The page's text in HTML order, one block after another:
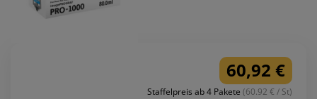
60,92 €
Staffelpreis ab 4 Pakete (60.92 € / St)